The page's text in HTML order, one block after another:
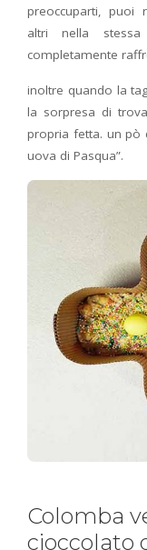
preoccuparti, puoi
altri nella
completamente
inoltre quando la
la sorpresa di
propria fetta. un pò
uova di Pasqua”.
Colomba
cioccolato